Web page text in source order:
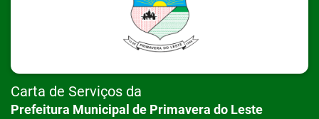
Carta de Serviços da
Prefeitura Municipal de Primavera do Leste